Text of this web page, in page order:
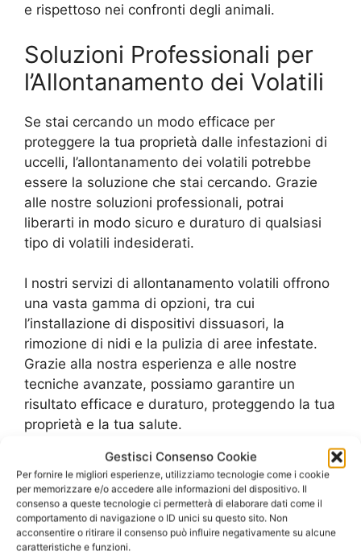
Gestisci Consenso Cookie
Per fornire le migliori esperienze, utilizziamo tecnologie come i cookie
per memorizzare e/o accedere alle informazioni del dispositivo. Il
consenso a queste tecnologie ci permetterà di elaborare dati come il
comportamento di navigazione o ID unici su questo sito. Non
acconsentire o ritirare il consenso può influire negativamente su alcune
caratteristiche e funzioni.
e rispettoso nei confronti degli animali.
Soluzioni Professionali per
l’Allontanamento dei Volatili
Se stai cercando un modo efficace per
proteggere la tua proprietà dalle infestazioni di
uccelli, l’allontanamento dei volatili potrebbe
essere la soluzione che stai cercando. Grazie
alle nostre soluzioni professionali, potrai
liberarti in modo sicuro e duraturo di qualsiasi
tipo di volatili indesiderati.
I nostri servizi di allontanamento volatili offrono
una vasta gamma di opzioni, tra cui
l’installazione di dispositivi dissuasori, la
rimozione di nidi e la pulizia di aree infestate.
Grazie alla nostra esperienza e alle nostre
tecniche avanzate, possiamo garantire un
risultato efficace e duraturo, proteggendo la tua
proprietà e la tua salute.
Con i nostri preventivi personalizzati, potrai
scegliere la soluzione più adatta alle tue
esigenze e al tuo budget. I nostri prezzi
competitivi e il nostro servizio professionale ti
permetteranno di ottenere un risultato di qualità